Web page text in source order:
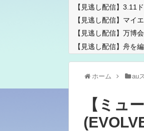
【見逃し配信】3.11
【見逃し配信】マイ
【見逃し配信】万博
【見逃し配信】舟を
ホーム au
【ミュ